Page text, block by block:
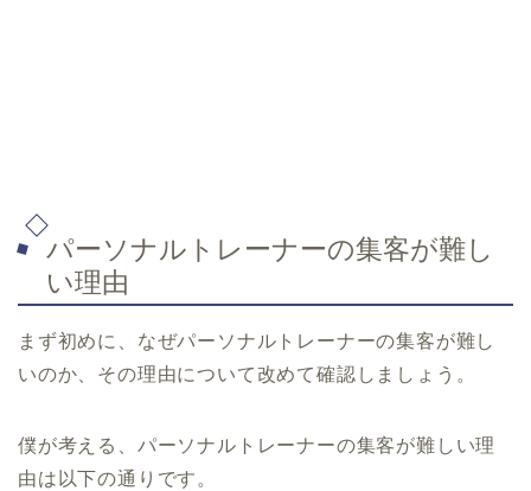
パーソナルトレーナーの集客が難し
い理由
まず初めに、なぜパーソナルトレーナーの集客が難し
いのか、その理由について改めて確認しましょう。
僕が考える、パーソナルトレーナーの集客が難しい理
由は以下の通りです。